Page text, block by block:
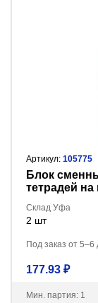
Артикул: 105775
Блок
тетрадей
Склад Уфа
2 шт
Под заказ от 5–6
177.93 ₽
Мин. партия: 1